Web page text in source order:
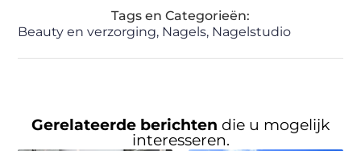
Tags en Categorieën:
Beauty en verzorging, Nagels, Nagelstudio
Gerelateerde berichten die u mogelijk
interesseren.